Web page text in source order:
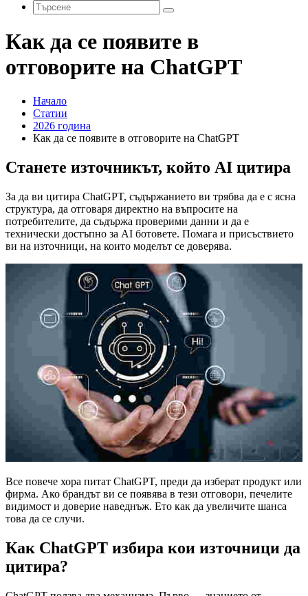
Как да се появите в
отговорите на ChatGPT
Начало
Статии
2026 година
Как да се появите в отговорите на ChatGPT
Станете източникът, който AI цитира
За да ви цитира ChatGPT, съдържанието ви трябва да е с ясна
структура, да отговаря директно на въпросите на
потребителите, да съдържа проверими данни и да е
технически достъпно за AI ботовете. Помага и присъствието
ви на източници, на които моделът се доверява.
Все повече хора питат ChatGPT, преди да изберат продукт или
фирма. Ако брандът ви се появява в тези отговори, печелите
видимост и доверие наведнъж. Ето как да увеличите шанса
това да се случи.
Как ChatGPT избира кои източници да
цитира?